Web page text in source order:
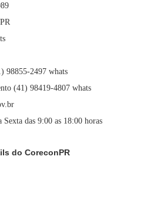
98855-2497 whats
(41) 98419-4807 whats
das 9:00 as 18:00 horas
do CoreconPR